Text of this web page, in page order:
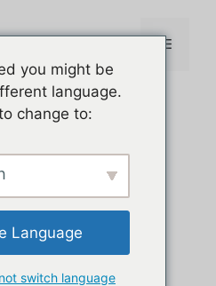
sur PC Menu
you might be
language.
change to:
Language
switch language